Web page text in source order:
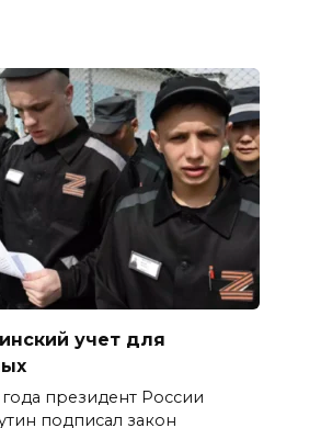
учет для
президент России
подписал закон